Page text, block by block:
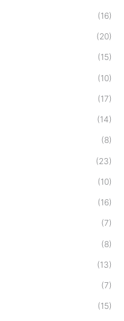
(16)
(20)
(15)
(10)
(17)
(14)
(8)
(23)
(10)
(16)
(7)
(8)
(13)
(7)
(15)